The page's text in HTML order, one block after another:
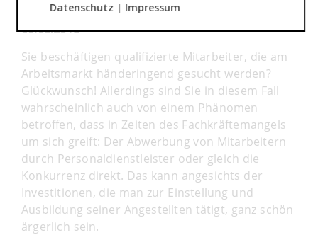
Urteil des Oberlandesgerichts Frankfurt vom
09.08.2018
Sie beschäftigen qualifizierte Mitarbeiter, die am
Arbeitsmarkt händeringend gesucht werden?
Glückwunsch! Allerdings sind Sie in diesem Fall
wahrscheinlich auch von einem Phänomen
betroffen, dass in Zeiten des Fachkräftemangels
um sich greift: Der Abwerbung von Mitarbeitern
durch Personaldienstleister oder gleich die
Konkurrenz direkt. Das kann angesichts der
Investitionen, die man zur Einstellung und
Ausbildung seiner Angestellten tätigt, ganz schön
ärgerlich sein.
Datenschutz| Impressum